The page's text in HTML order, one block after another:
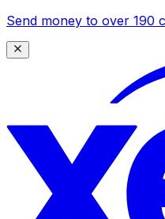
Send money to over 190